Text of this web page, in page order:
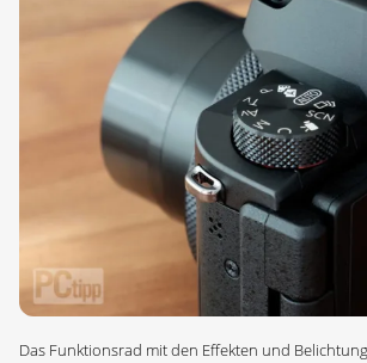
Das Funktionsrad mit den Effekten und